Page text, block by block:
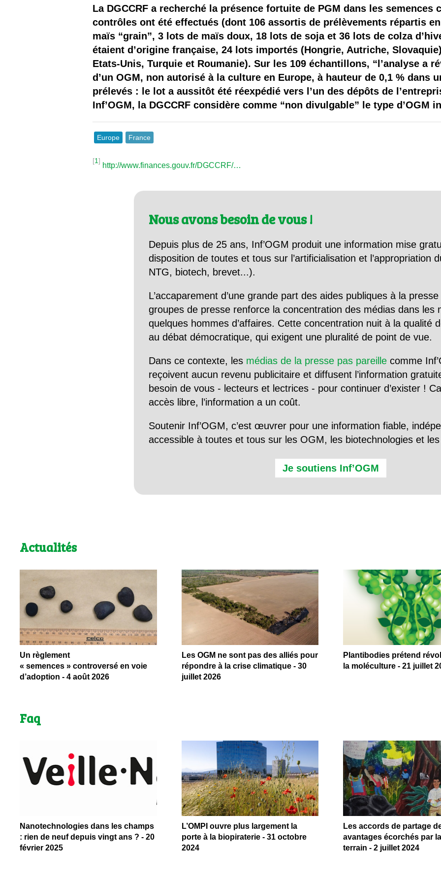
Il y a semence…. et semence
Quels sont les avantages et les inconvénients des OGM ?
La DGCCRF a recherché la présence fortuite de PGM dans les semences
contrôles ont été effectués (dont 106 assortis de prélèvements répartis
maïs “grain”, 3 lots de maïs doux, 18 lots de soja et 36 lots de colza
étaient d’origine française, 24 lots importés (Hongrie, Autriche,
Etats-Unis, Turquie et Roumanie). Sur les 109 échantillons, “l’analyse a
d’un OGM, non autorisé à la culture en Europe, à hauteur de 0,1 % dans
prélevés : le lot a aussitôt été réexpédié vers l’un des dépôts de
Inf’OGM, la DGCCRF considère comme “non divulgable” le type d’OGM
Europe France
[1]
http://www.finances.gouv.fr/DGCCRF/…
Nous avons besoin de vous !
Depuis plus de 25 ans, Inf’OGM produit une information mise
disposition de toutes et tous sur l’artificialisation et l’appropriation
NTG, biotech, brevet...).
L’accaparement d’une grande part des aides publiques à la
groupes de presse renforce la concentration des médias dans les
quelques hommes d’affaires. Cette concentration nuit à la qualité
au débat démocratique, qui exigent une pluralité de point de vue.
Dans ce contexte, les médias de la presse pas pareille comme
reçoivent aucun revenu publicitaire et diffusent l’information
besoin de vous - lecteurs et lectrices - pour continuer d’exister !
accès libre, l’information a un coût.
Soutenir Inf’OGM, c’est œuvrer pour une information fiable,
accessible à toutes et tous sur les OGM, les biotechnologies et
Je soutiens Inf’OGM
Actualités
Un règlement
« semences » controversé en voie
d’adoption - 4 août 2026
Les OGM ne sont pas des alliés pour
répondre à la crise climatique - 30
juillet 2026
Plantibodies prétend
la moléculture - 21 juillet
Faq
Nanotechnologies dans les champs
: rien de neuf depuis vingt ans ? - 20
février 2025
L’OMPI ouvre plus largement la
porte à la biopiraterie - 31 octobre
2024
Les accords de partage
avantages écorchés par
terrain - 2 juillet 2024